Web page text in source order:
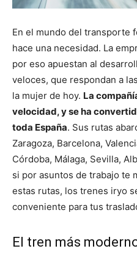
En el mundo del transporte
hace una necesidad. La
por eso apuestan al
veloces, que respondan a
la mujer de hoy. La
velocidad, y se ha
toda España. Sus rutas
Zaragoza, Barcelona,
Córdoba, Málaga, Sevilla,
si por asuntos de trabajo te
estas rutas, los trenes iryo
conveniente para tus
El tren más